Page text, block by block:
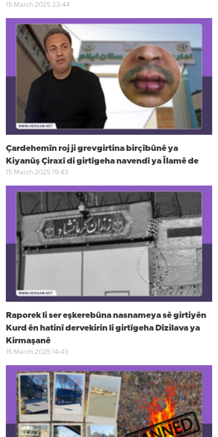
15 March 2025 23:44
Çardehemîn roj ji grevgirtina birçîbûnê ya
Kiyanûş Çiraxî di girtîgeha navendî ya Îlamê de
15 March 2025 19:43
Raporek li ser eşkerebûna nasnameya sê girtiyên
Kurd ên hatinî dervekirin li girtîgeha Dîzilava ya
Kirmaşanê
15 March 2025 14:43